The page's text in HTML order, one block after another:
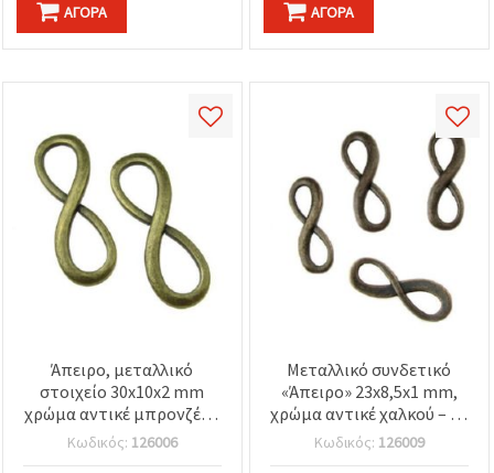
ΑΓΟΡΆ ΑΓΟΡΆ
Άπειρο, μεταλλικό
στοιχείο 30x10x2 mm
χρώμα αντικέ μπρονζέ -2
τεμάχια
Κωδικός: 126006
Μεταλλικό συνδετικό
«Άπειρο» 23x8,5x1 mm,
χρώμα αντικέ χαλκού – 10
τεμ.
Κωδικός: 126009